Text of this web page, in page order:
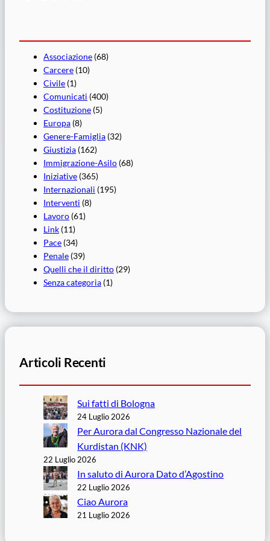
Associazione (68)
Carcere (10)
Civile (1)
Comunicati (400)
Costituzione (5)
Europa (8)
Genere-Famiglia (32)
Giustizia (162)
Immigrazione-Asilo (68)
Iniziative (365)
Internazionali (195)
Interventi (8)
Lavoro (61)
Link (11)
Pace (34)
Penale (39)
Quelli che il diritto (29)
Senza categoria (1)
Articoli Recenti
Sui fatti di Bologna
24 Luglio 2026
Per Aurora dal Congresso Nazionale del
Kurdistan (KNK)
22 Luglio 2026
In saluto di Aurora Dato d’Agostino
22 Luglio 2026
Ciao Aurora
21 Luglio 2026